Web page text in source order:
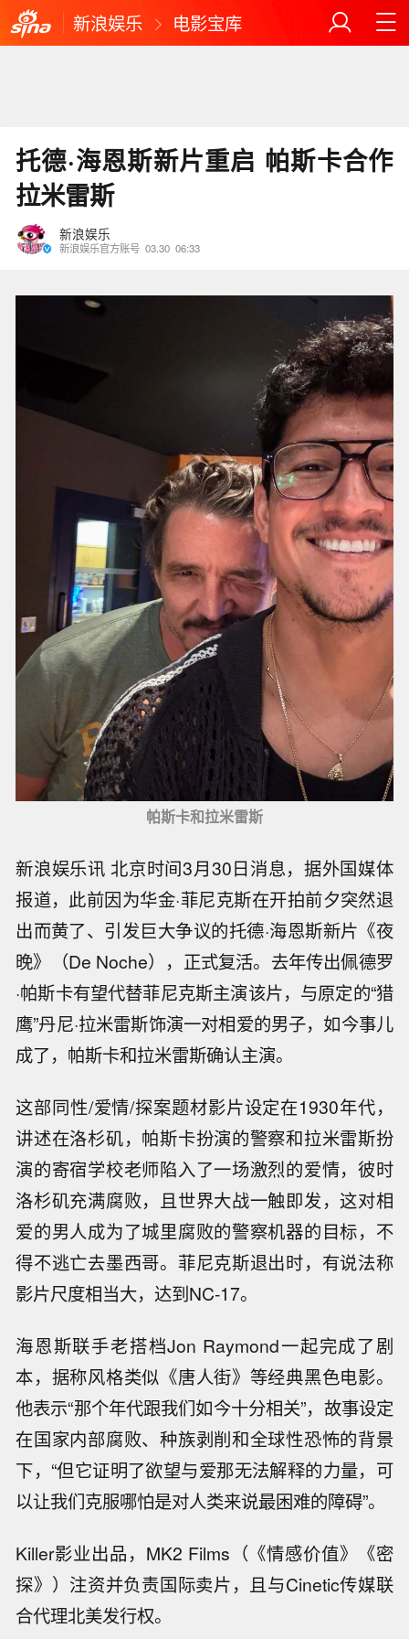
新浪娱乐 电影宝库
托德·海恩斯新片重启 帕斯卡合作
拉米雷斯
新浪娱乐
新浪娱乐官方账号 03.30 06:33
帕斯卡和拉米雷斯
新浪娱乐讯 北京时间3月30日消息，据外国媒体
报道，此前因为华金·菲尼克斯在开拍前夕突然退
出而黄了、引发巨大争议的托德·海恩斯新片《夜
晚》（De Noche），正式复活。去年传出佩德罗
·帕斯卡有望代替菲尼克斯主演该片，与原定的“猎
鹰”丹尼·拉米雷斯饰演一对相爱的男子，如今事儿
成了，帕斯卡和拉米雷斯确认主演。
这部同性/爱情/探案题材影片设定在1930年代，
讲述在洛杉矶，帕斯卡扮演的警察和拉米雷斯扮
演的寄宿学校老师陷入了一场激烈的爱情，彼时
洛杉矶充满腐败，且世界大战一触即发，这对相
爱的男人成为了城里腐败的警察机器的目标，不
得不逃亡去墨西哥。菲尼克斯退出时，有说法称
影片尺度相当大，达到NC-17。
海恩斯联手老搭档Jon Raymond一起完成了剧
本，据称风格类似《唐人街》等经典黑色电影。
他表示“那个年代跟我们如今十分相关”，故事设定
在国家内部腐败、种族剥削和全球性恐怖的背景
下，“但它证明了欲望与爱那无法解释的力量，可
以让我们克服哪怕是对人类来说最困难的障碍”。
Killer影业出品，MK2 Films（《情感价值》《密
探》）注资并负责国际卖片，且与Cinetic传媒联
合代理北美发行权。